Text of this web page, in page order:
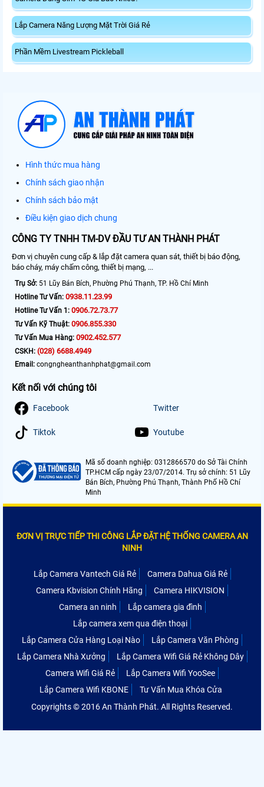
Lắp Camera Năng Lượng Mặt Trời Giá Rẻ
Phần Mềm Livestream Pickleball
Hình thức mua hàng
Chính sách giao nhận
Chính sách bảo mật
Điều kiện giao dịch chung
CÔNG TY TNHH TM-DV ĐẦU TƯ AN THÀNH PHÁT
Đơn vị chuyên cung cấp & lắp đặt camera quan sát, thiết bị báo động,
báo cháy, máy chấm công, thiết bị mạng, ...
Trụ Sở: 51 Lũy Bán Bích, Phường Phú Thạnh, TP. Hồ Chí Minh
Hotline Tư Vấn: 0938.11.23.99
Hotline Tư Vấn 1: 0906.72.73.77
Tư Vấn Kỹ Thuật: 0906.855.330
Tư Vấn Mua Hàng: 0902.452.577
CSKH: (028) 6688.4949
Email: congngheanthanhphat@gmail.com
Kết nối với chúng tôi
Facebook Twitter
Tiktok Youtube
Mã số doanh nghiệp: 0312866570 do Sở Tài Chính
TP.HCM cấp ngày 23/07/2014. Trụ sở chính: 51 Lũy
Bán Bích, Phường Phú Thạnh, Thành Phố Hồ Chí
Minh
ĐƠN VỊ TRỰC TIẾP THI CÔNG LẮP ĐẶT HỆ THỐNG CAMERA AN
NINH
Lắp Camera Vantech Giá Rẻ
Camera Dahua Giá Rẻ
Camera Kbvision Chính Hãng
Camera HIKVISION
Camera an ninh
Lắp camera gia đình
Lắp camera xem qua điện thoại
Lắp Camera Cửa Hàng Loại Nào
Lắp Camera Văn Phòng
Lắp Camera Nhà Xưởng
Lắp Camera Wifi Giá Rẻ Không Dây
Camera Wifi Giá Rẻ
Lắp Camera Wifi YooSee
Lắp Camera Wifi KBONE
Tư Vấn Mua Khóa Cửa
Copyrights © 2016 An Thành Phát. All Rights Reserved.